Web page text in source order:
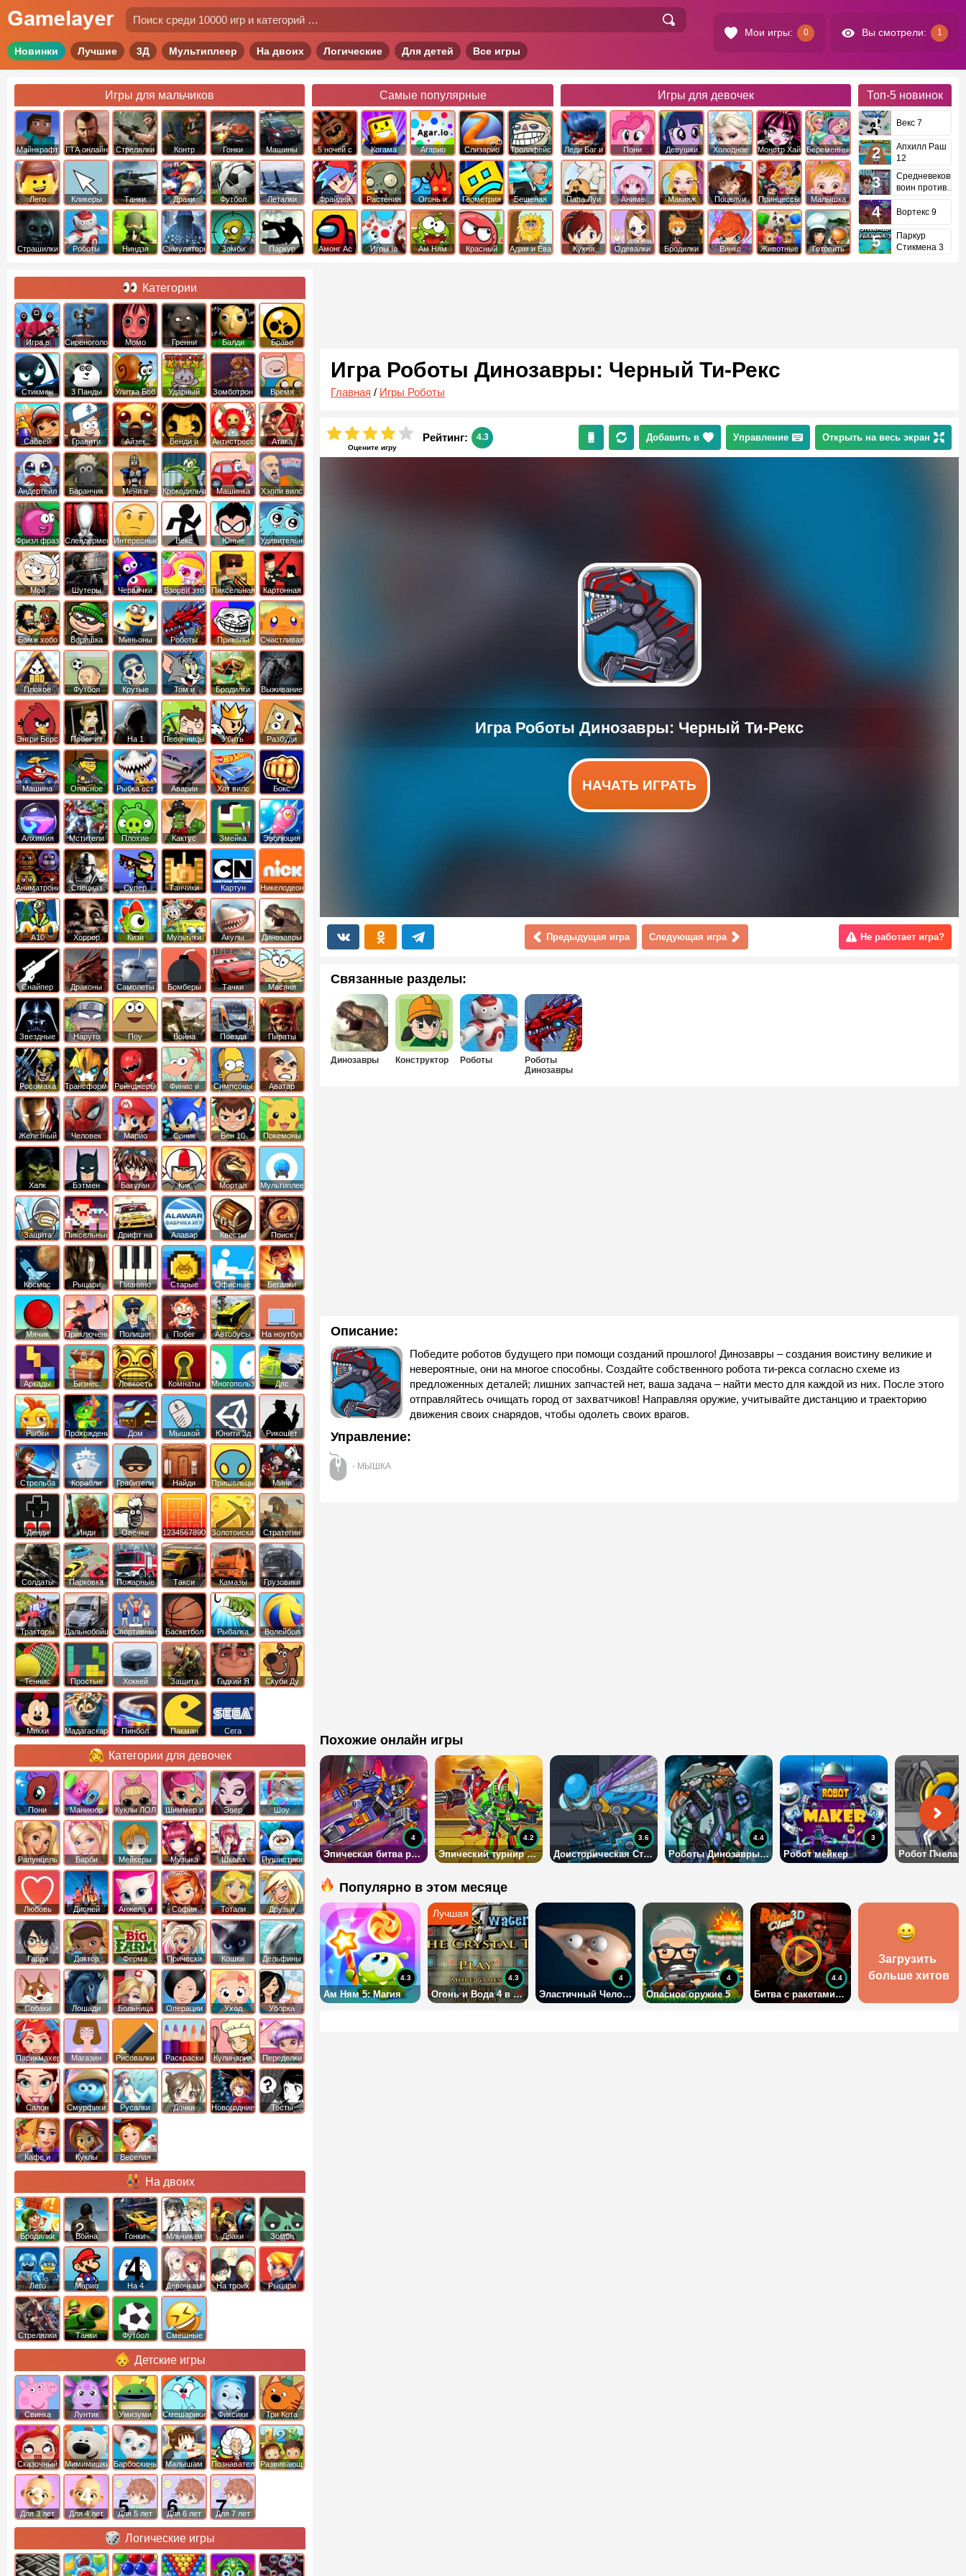
Мои игры: 0 Вы смотрели: 1
Новинки Лучшие 3Д Мультиплеер На двоих Логические Для детей Все игры
Игры для мальчиков
Майнкрафт ГТА онлайн Стрелялки
Контр
Страйк
Гонки Машины
Лего Кликеры Танки Драки Футбол Леталки
Страшилки Роботы Ниндзя Симуляторы Зомби Паркур
Самые популярные
5 ночей с
фредди
Когама Агарио Слизарио
Троллфейс
квест
Фрайдей
Найт
Фанкин
Растения
против
Зомби
Огонь и
Вода
Геометрия
Даш
Бешеная
бабка
сбежала из
психушки
Амонг Ас Игры Io Ам Ням
Красный
Адам и Ева
Игры для девочек
Леди Баг и
Супер Кот
Пони
Дружба это
Девушки
Эквестрии
Холодное
Сердце
Монстр Хай Беременные
Папа Луи Аниме Макияж Поцелуи
Принцессы
Диснея
Малышка
Хейзел
Кухня
Одевалки Бродилки Винкс Животные
Готовить
Топ-5 новинок
Векс 7
Апхилл Раш
12
Средневековый
воин против
Вортекс 9
Паркур
Стикмена 3
Игра Роботы Динозавры: Черный Ти-Рекс
Главная / Игры Роботы
Оцените игру
Рейтинг: 4.3 Добавить в Управление Открыть на весь экран
НАЧАТЬ ИГРАТЬ
Предыдущая игра Следующая игра Не работает игра?
Связанные разделы:
Динозавры Конструктор Роботы
Роботы
Динозавры
Описание:
Победите роботов будущего при помощи созданий прошлого! Динозавры – создания воистину великие и
невероятные, они на многое способны. Создайте собственного робота ти-рекса согласно схеме из
предложенных деталей; лишних запчастей нет, ваша задача – найти место для каждой из них. После этого
отправляйтесь очищать город от захватчиков! Направляя оружие, учитывайте дистанцию и траекторию
движения своих снарядов, чтобы одолеть своих врагов.
Управление:
- МЫШКА
Похожие онлайн игры
Эпическая битва роботов
4
Эпический турнир роботов
4.2
Доисторическая Стрекоза
3.6
Роботы Динозавры: Мозазавр
4.4
Робот мейкер
3
Робот Пчела 2
Популярно в этом месяце
Ам Ням 5: Магия
4.3
Огонь и Вода 4 в Хрустальном Храме
4.3
Эластичный Человек
4
Опасное оружие 5
4
Битва с ракетами 3Д
4.4
Загрузить
больше хитов
Категории
Игра в
Кальмара
Сиреноголовый Момо Гренни Балди
Браво
Старс
Стикмен 3 Панды Улитка Боб
Ударный
отряд котят
Зомботрон
Время
Приключений
Сабвей
Серф
Гравити
Фолз
Айзек
Бенди и
Чернильная
машина
Антистресс
Атака
Титанов
Андертейл
Баранчик
Шон
Мечи и
Сандали
Крокодильчик
Свомпи
Машинка
Вилли
Хэппи вилс
Фризл фраз Слендермен Интересные Векс
Юные
титаны
вперед
Удивительный
мир
Гамбола
Мой
шумный
дом
Шутеры Червячки Взорви это
Пиксельная
война
Картонная
башка
Бомж хобо
Воришка
боб
Миньоны
Роботы
динозавры
Приколы
Счастливая
обезьянка
Плохое
мороженое
Футбол
головами
Крутые
Том и
джерри
Бродилки
Приключения
Выживание
Энгри Берс
Побег из
тюрьмы
На 1 Песочницы
Убить
короля
Разбуди
коробку
Машина
ест
машину
Опасное
оружие
Рыбка ест
рыбку
Аварии
машин
Хот вилс Бокс
Алхимия Мстители
Плохие
свинки
Кактус
маккой
Змейка Эволюция
Аниматроники Спецназ
Супер
бойцы
Танчики
Картун
нетворк
Никелодеон
А10 Хоррор Кизи Мультики Акулы Динозавры
Снайпер Драконы Самолеты Бомберы Тачки Масяня
Звездные
войны
Наруто Поу Война Поезда
Пираты
Карибского
Моря
Росомаха ТрансформерыРейнджеры
Самураи
Финис и
Ферб
Симпсоны
Аватар
легенда об
Аанге
Железный
человек
Человек
Паук
Марио Соник Бен 10 Покемоны
Халк Бэтмен Бакуган
Кик
Бутовский
Мортал
комбат
Мультиплеер
Защита
королевства
Пиксельные
Дрифт на
машинах
Алавар Квесты
Поиск
предметов
Космос Рыцари Пианино Старые Офисные Бегалки
Мячик Приключения Полиция Побег Автобусы На ноутбук
Аркады
Бизнес
симуляторы
Ловкость Комнаты Многопользовательские
Дпс
Рыбки Прохождение Дом Мышкой Юнити 3д Рикошет
Cтрельба
из лука
Корабли Грабители
Найди
выход
Пришельцы Мини
Денди Инди
Овечки
идут домой
1234567890 ЗолотоискательСтратегии
Солдаты
Парковка
машин
Пожарные
машины
Такси Камазы Грузовики
Тракторы ДальнобойщикиСпортивные Баскетбол Рыбалка Волейбол
Теннис Простые Хоккей
Защита
башни
Гадкий Я Скуби Ду
Микки
Мадагаскар Пинбол Пакман Сега
Категории для девочек
Пони
креатор
Маникюр Куклы ЛОЛ
Шиммер и
Шайн
Эвер
Афтер Хай
Шоу
дельфинов
Рапунцель Барби Мейкеры Музыка Школа Пушистики
Любовь Дисней
Анжела и
том
София
Прекрасная
Тотали
Спайс
Друзья
ангелов
Гарри
Поттер
Доктор
Плюшева
Ферма Прически Кошки Дельфины
Собаки Лошади Больница Операции Уход Уборка
Парикмахер Магазин Рисовалки Раскраски Кулинария Переделки
Салон Смурфики Русалки Дочки Новогодние Тесты
Кафе и
Куклы
Веселая
На двоих
Бродилки Война Гонки Мльчикам Драки Зомби
Лего Марио На 4 Девочкам На троих Рыцари
Стрелялки Танки Футбол Смешные
Детские игры
Свинка
Пеппа
Лунтик Умизуми Смешарики Фиксики Три Кота
Сказочный
патруль
Мимимишки Барбоскины Малышам ПознавательныеРазвивающие
Для 3 лет Для 4 лет Для 5 лет Для 6 лет Для 7 лет
Логические игры